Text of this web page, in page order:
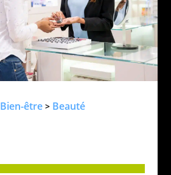
Bien-être> Beauté